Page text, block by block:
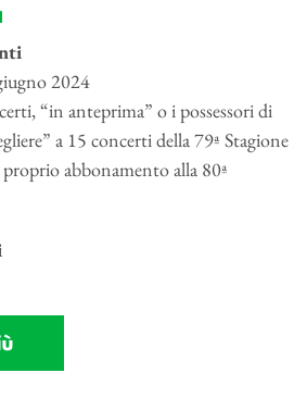
2024
“in anteprima” o i possessori di
a 15 concerti della 79ª Stagione
abbonamento alla 80ª